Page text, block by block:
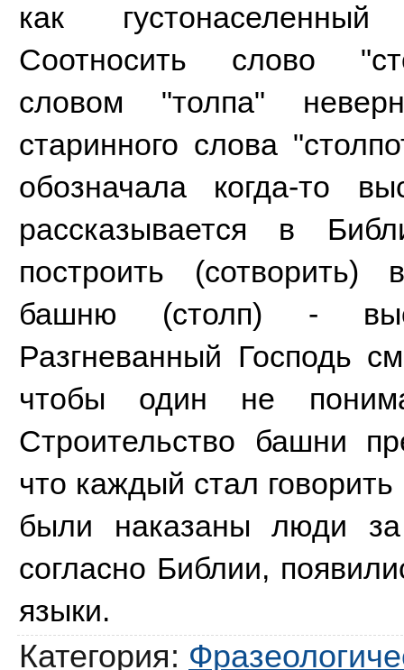
как
Соотносить слово
словом "толпа"
старинного слова
обозначала когда-то
рассказывается в
построить
башню (столп) -
Разгневанный Господь
чтобы один не
Строительство башни
что каждый стал
были наказаны люди
согласно Библии,
языки.
Категория: